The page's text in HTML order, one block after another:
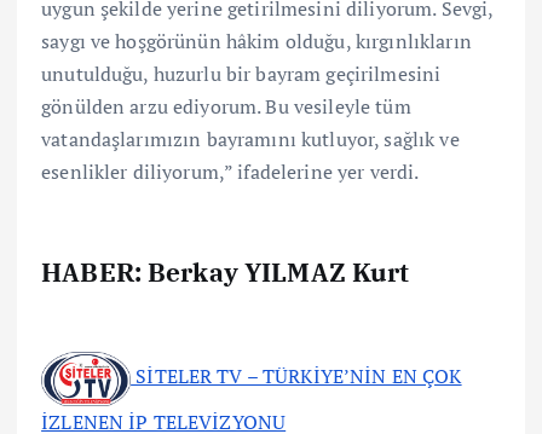
uygun şekilde yerine getirilmesini diliyorum. Sevgi,
saygı ve hoşgörünün hâkim olduğu, kırgınlıkların
unutulduğu, huzurlu bir bayram geçirilmesini
gönülden arzu ediyorum. Bu vesileyle tüm
vatandaşlarımızın bayramını kutluyor, sağlık ve
esenlikler diliyorum,” ifadelerine yer verdi.
HABER: Berkay YILMAZ Kurt
SİTELER TV – TÜRKİYE’NİN EN ÇOK
İZLENEN İP TELEVİZYONU